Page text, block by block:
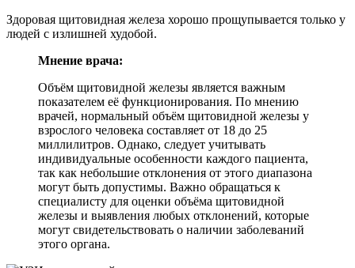
Здоровая щитовидная железа хорошо прощупывается только у
людей с излишней худобой.
Мнение врача:
Объём щитовидной железы является важным
показателем её функционирования. По мнению
врачей, нормальный объём щитовидной железы у
взрослого человека составляет от 18 до 25
миллилитров. Однако, следует учитывать
индивидуальные особенности каждого пациента,
так как небольшие отклонения от этого диапазона
могут быть допустимы. Важно обращаться к
специалисту для оценки объёма щитовидной
железы и выявления любых отклонений, которые
могут свидетельствовать о наличии заболеваний
этого органа.